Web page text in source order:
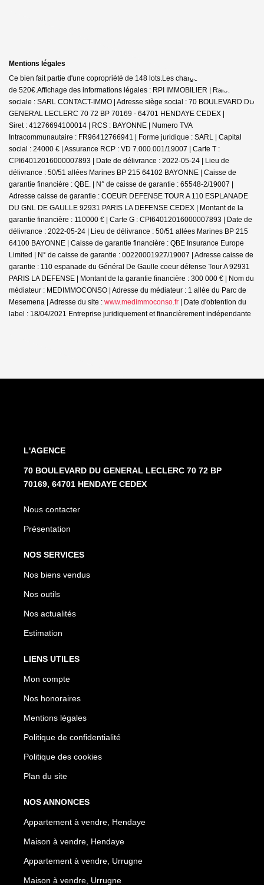
Mentions légales
Ce bien fait partie d'une copropriété de 148 lots.Les charges annuelles sont
de 520€.Affichage des informations légales : RPI IMMOBILIER | Raison
sociale : SARL CONTACT-IMMO | Adresse siège social : 70 BOULEVARD DU
GENERAL LECLERC 70 72 BP 70169 - 64701 HENDAYE CEDEX |
Siret : 41276694100014 | RCS : BAYONNE | Numero TVA
Intracommunautaire : FR96412766941 | Forme juridique : SARL | Capital
social : 24000 € | Assurance RCP : VD 7.000.001/19007 | Carte T :
CPI64012016000007893 | Date de délivrance : 2022-05-24 | Lieu de
délivrance : 50/51 allées Marines BP 215 64102 BAYONNE | Caisse de
garantie financière : QBE. | N° de caisse de garantie : 65548-2/19007 |
Adresse caisse de garantie : COEUR DEFENSE TOUR A 110 ESPLANADE
DU GNL DE GAULLE 92931 PARIS LA DEFENSE CEDEX | Montant de la
garantie financière : 110000 € | Carte G : CPI64012016000007893 | Date de
délivrance : 2022-05-24 | Lieu de délivrance : 50/51 allées Marines BP 215
64100 BAYONNE | Caisse de garantie financière : QBE Insurance Europe
Limited | N° de caisse de garantie : 00220001927/19007 | Adresse caisse de
garantie : 110 espanade du Général De Gaulle coeur défense Tour A 92931
PARIS LA DEFENSE | Montant de la garantie financière : 300 000 € | Nom du
médiateur : MEDIMMOCONSO | Adresse du médiateur : 1 allée du Parc de
Mesemena | Adresse du site : www.medimmoconso.fr | Date d'obtention du
label : 18/04/2021 Entreprise juridiquement et financièrement indépendante
L'AGENCE
70 BOULEVARD DU GENERAL LECLERC 70 72 BP
70169, 64701 HENDAYE CEDEX
Nous contacter
Présentation
NOS SERVICES
Nos biens vendus
Nos outils
Nos actualités
Estimation
LIENS UTILES
Mon compte
Nos honoraires
Mentions légales
Politique de confidentialité
Politique des cookies
Plan du site
NOS ANNONCES
Appartement à vendre, Hendaye
Maison à vendre, Hendaye
Appartement à vendre, Urrugne
Maison à vendre, Urrugne